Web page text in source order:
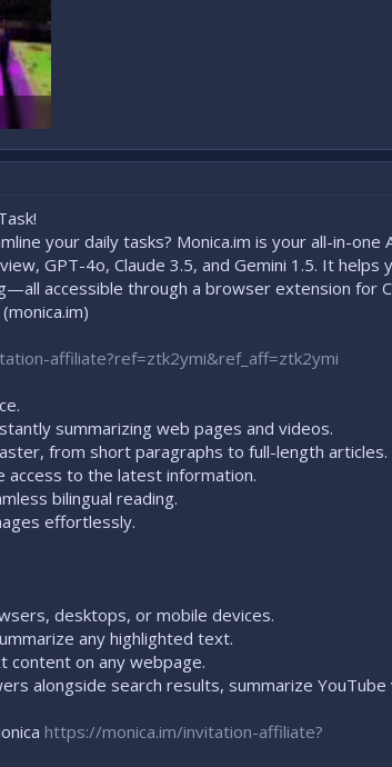
your daily tasks? Monica.im is your all-in-one
GPT-4o, Claude 3.5, and Gemini 1.5. It helps
accessible through a browser extension for
affiliate?ref=ztk2ymi&ref_aff=ztk2ymi
summarizing web pages and videos.
from short paragraphs to full-length articles.
access to the latest information.
bilingual reading.
effortlessly.
desktops, or mobile devices.
any highlighted text.
content on any webpage.
alongside search results, summarize YouTube
https://monica.im/invitation-affiliate?